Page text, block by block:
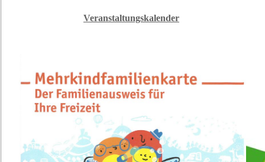
Veranstaltungskalender